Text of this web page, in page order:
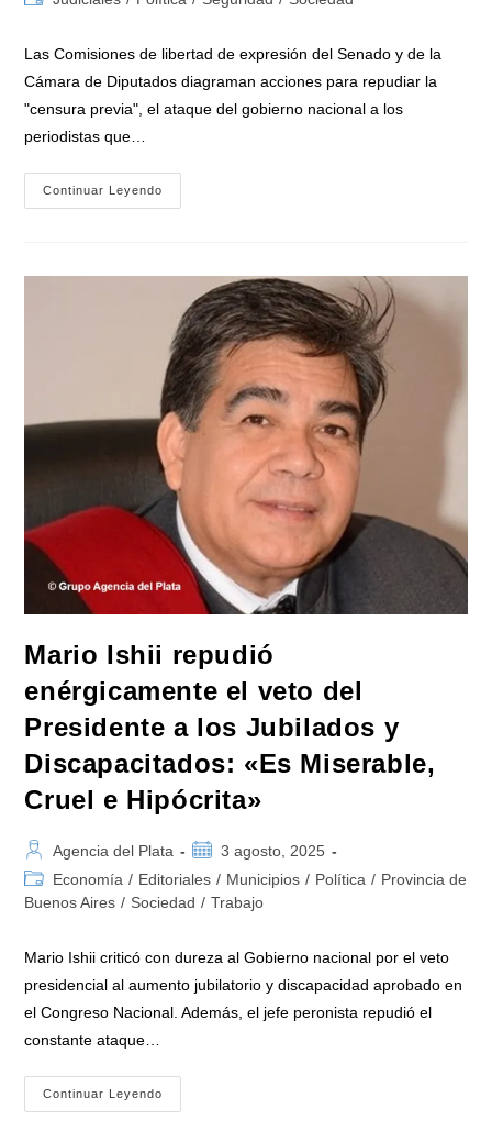
Las Comisiones de libertad de expresión del Senado y de la
Cámara de Diputados diagraman acciones para repudiar la
"censura previa", el ataque del gobierno nacional a los
periodistas que…
Continuar Leyendo
Y
Congreso
Nacional
Para
Rechazar
Los
Ataques
Del
Gobierno
De
Milei
A
La
Prensa
Mario Ishii repudió
enérgicamente el veto del
Presidente a los Jubilados y
Discapacitados: «Es Miserable,
Cruel e Hipócrita»
Autor
de
la
Agencia del Plata
Publicación
de
la
3 agosto, 2025
Categoría
de
Economía / Editoriales / Municipios / Política / Provincia de
Buenos Aires / Sociedad / Trabajo
Mario Ishii criticó con dureza al Gobierno nacional por el veto
presidencial al aumento jubilatorio y discapacidad aprobado en
el Congreso Nacional. Además, el jefe peronista repudió el
constante ataque…
Continuar Leyendo
Ishii